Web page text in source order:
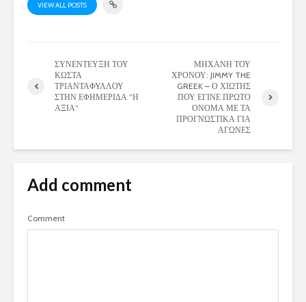
VIEW ALL POSTS
ΣΥΝΕΝΤΕΥΞΗ ΤΟΥ
ΚΩΣΤΑ
ΤΡΙΑΝΤΑΦΥΛΛΟΥ
ΣΤΗΝ ΕΦΗΜΕΡΙΔΑ ”Η
ΑΞΙΑ”
ΜΗΧΑΝΗ ΤΟΥ
ΧΡΟΝΟΥ: JIMMY THE
GREEK – Ο ΧΙΩΤΗΣ
ΠΟΥ ΕΓΙΝΕ ΠΡΩΤΟ
ΟΝΟΜΑ ΜΕ ΤΑ
ΠΡΟΓΝΩΣΤΙΚΑ ΓΙΑ
ΑΓΩΝΕΣ
Add comment
Comment